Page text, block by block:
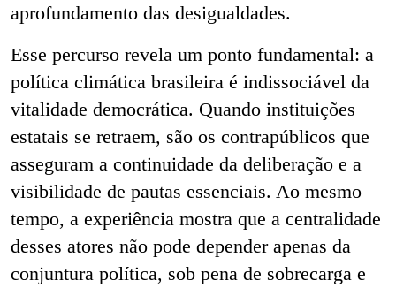
aprofundamento das desigualdades.
Esse percurso revela um ponto fundamental: a
política climática brasileira é indissociável da
vitalidade democrática. Quando instituições
estatais se retraem, são os contrapúblicos que
asseguram a continuidade da deliberação e a
visibilidade de pautas essenciais. Ao mesmo
tempo, a experiência mostra que a centralidade
desses atores não pode depender apenas da
conjuntura política, sob pena de sobrecarga e